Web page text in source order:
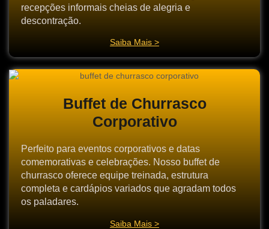
recepções informais cheias de alegria e
descontração.
Saiba Mais >
Buffet de Churrasco
Corporativo
Perfeito para eventos corporativos e datas
comemorativas e celebrações. Nosso buffet de
churrasco oferece equipe treinada, estrutura
completa e cardápios variados que agradam todos
os paladares.
Saiba Mais >